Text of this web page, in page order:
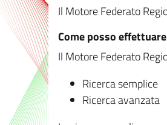
Il Motore Federato
Come posso
Il Motore Federato
Ricerca semplice
Ricerca avanzata